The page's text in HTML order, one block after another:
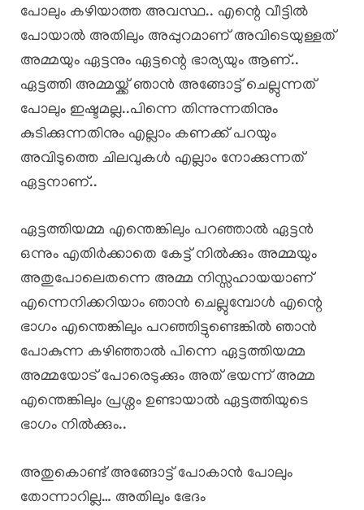
പോലും കഴിയാത്ത അവസ്ഥ.. എന്റെ വീട്ടിൽ
പോയാൽ അതിലും അപ്പുറമാണ് അവിടെയുള്ളത്
അമ്മയും ഏട്ടനും ഏട്ടന്റെ ഭാര്യയും ആണ്..
ഏട്ടത്തി അമ്മയ്ക്ക് ഞാൻ അങ്ങോട്ട് ചെല്ലുന്നത്
പോലും ഇഷ്ടമല്ല..പിന്നെ തിന്നുന്നതിനും
കുടിക്കുന്നതിനും എല്ലാം കണക്ക് പറയും
അവിടുത്തെ ചിലവുകൾ എല്ലാം നോക്കുന്നത്
ഏട്ടനാണ്..
ഏട്ടത്തിയമ്മ എന്തെങ്കിലും പറഞ്ഞാൽ ഏട്ടൻ
ഒന്നും എതിർക്കാതെ കേട്ട് നിൽക്കും അമ്മയും
അതുപോലെതന്നെ അമ്മ നിസ്സഹായയാണ്
എന്നെനിക്കറിയാം ഞാൻ ചെല്ലുമ്പോൾ എന്റെ
ഭാഗം എന്തെങ്കിലും പറഞ്ഞിട്ടുണ്ടെങ്കിൽ ഞാൻ
പോകുന്ന കഴിഞ്ഞാൽ പിന്നെ ഏട്ടത്തിയമ്മ
അമ്മയോട് പോരെടുക്കും അത് ഭയന്ന് അമ്മ
എന്തെങ്കിലും പ്രശ്നം ഉണ്ടായാൽ ഏട്ടത്തിയുടെ
ഭാഗം നിൽക്കും..
അതുകൊണ്ട് അങ്ങോട്ട് പോകാൻ പോലും
തോന്നാറില്ല… അതിലും ഭേദം